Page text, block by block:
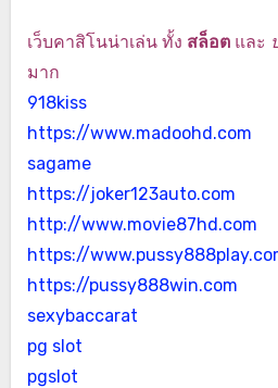
เว็บคาสิโนน่าเล่น ทั้ง สล็อตและ
มาก
918kiss
https://www.madoohd.com
sagame
https://joker123auto.com
http://www.movie87hd.com
https://
https://pussy888win.com
sexybaccarat
pg slot
pgslot